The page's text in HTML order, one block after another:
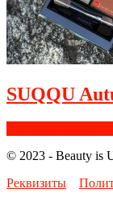
SUQQU
© 2023 - Beauty is
Реквизиты